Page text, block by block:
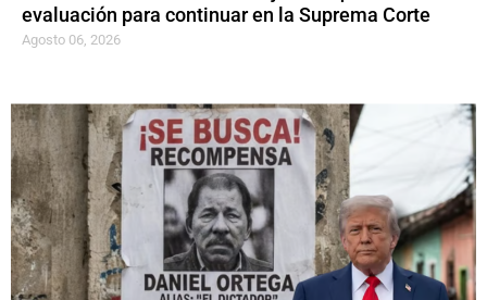
evaluación para continuar en la Suprema Corte
Agosto 06, 2026